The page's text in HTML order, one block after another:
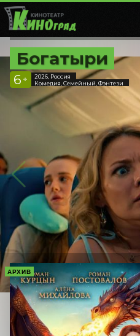
Богатыри
6 +
2026, Россия
Комедия, Семейный, Фэнтези
АРХИВ